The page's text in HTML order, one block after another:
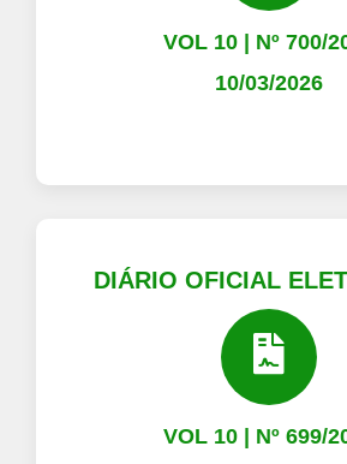
VOL 10 | Nº 700/
10/03/2026
DIÁRIO OFICIAL
VOL 10 | Nº 699/